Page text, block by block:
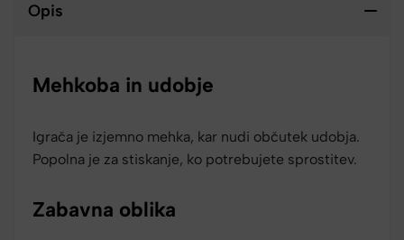
Opis
Mehkoba in udobje
Igrača je izjemno mehka, kar nudi občutek udobja.
Popolna je za stiskanje, ko potrebujete sprostitev.
Zabavna oblika